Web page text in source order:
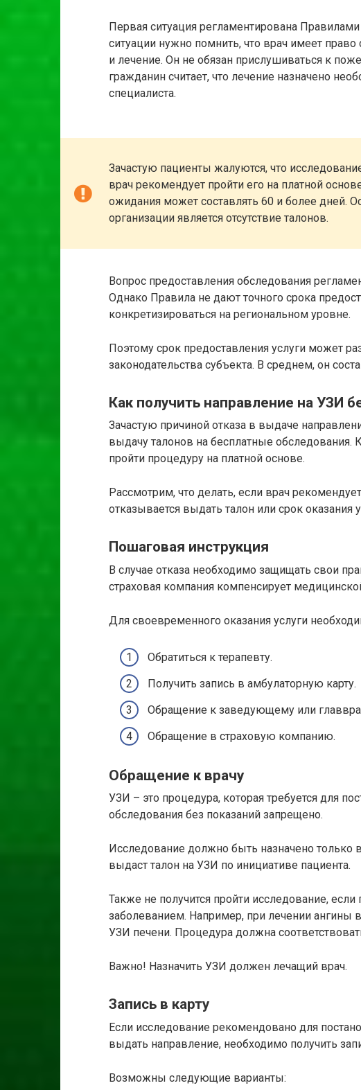
Первая ситуация регламентирована
ситуации нужно помнить, что врач имеет право
и лечение. Он не обязан прислушиваться к
гражданин считает, что лечение назначено
специалиста.
Зачастую пациенты жалуются, что
врач рекомендует пройти его на платной
ожидания может составлять 60 и более дней.
организации является отсутствие талонов.
Вопрос предоставления обследования
Однако Правила не дают точного срока
конкретизироваться на региональном уровне.
Поэтому срок предоставления услуги может
законодательства субъекта. В среднем, он
Как получить направление на УЗИ
Зачастую причиной отказа в выдаче
выдачу талонов на бесплатные обследования.
пройти процедуру на платной основе.
Рассмотрим, что делать, если врач
отказывается выдать талон или срок оказания
Пошаговая инструкция
В случае отказа необходимо защищать свои
страховая компания компенсирует
Для своевременного оказания услуги
Обратиться к терапевту.
Получить запись в амбулаторную карту.
Обращение к заведующему или
Обращение в страховую компанию.
Обращение к врачу
УЗИ – это процедура, которая требуется для
обследования без показаний запрещено.
Исследование должно быть назначено только
выдаст талон на УЗИ по инициативе пациента.
Также не получится пройти исследование,
заболеванием. Например, при лечении ангины
УЗИ печени. Процедура должна
Важно! Назначить УЗИ должен лечащий врач.
Запись в карту
Если исследование рекомендовано для
выдать направление, необходимо получить
Возможны следующие варианты: